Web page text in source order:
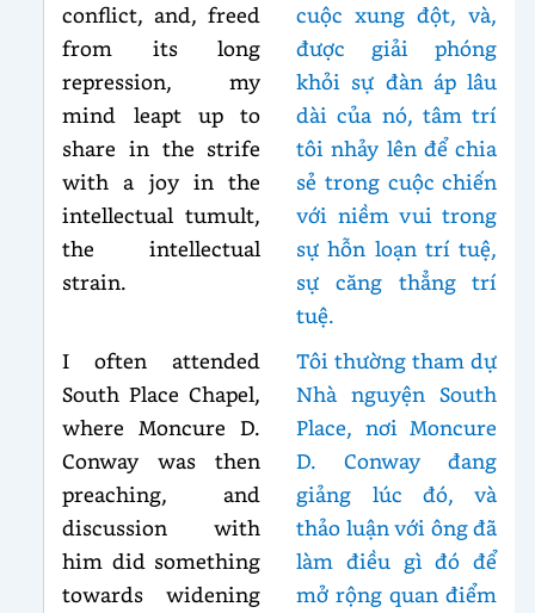
conflict, and, freed
from its long
repression, my
mind leapt up to
share in the strife
with a joy in the
intellectual tumult,
the intellectual
strain.
cuộc xung đột, và,
được giải phóng
khỏi sự đàn áp lâu
dài của nó, tâm trí
tôi nhảy lên để chia
sẻ trong cuộc chiến
với niềm vui trong
sự hỗn loạn trí tuệ,
sự căng thẳng trí
tuệ.
I often attended
South Place Chapel,
where Moncure D.
Conway was then
preaching, and
discussion with
him did something
towards widening
Tôi thường tham dự
Nhà nguyện South
Place, nơi Moncure
D. Conway đang
giảng lúc đó, và
thảo luận với ông đã
làm điều gì đó để
mở rộng quan điểm